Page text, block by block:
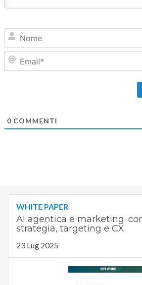
0COMMENTI
WHITE PAPER
AI agentica e marketing:
strategia, targeting e CX
23 Lug 2025